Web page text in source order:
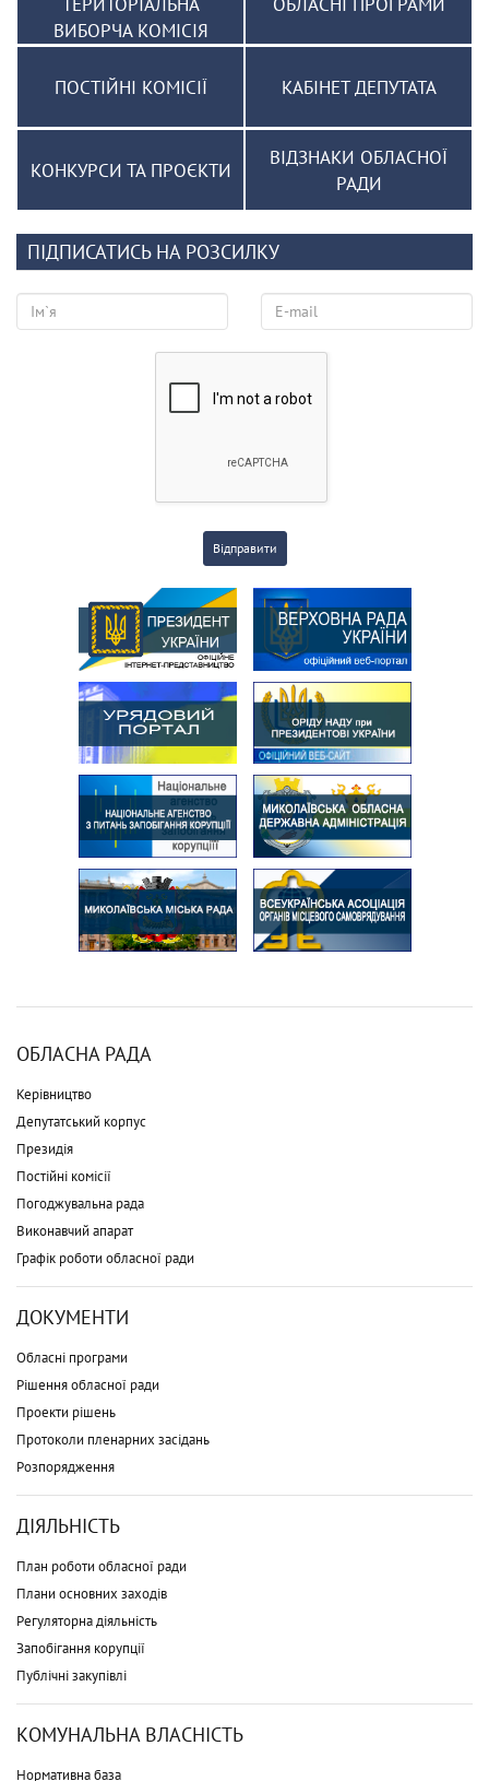
ВИБОРЧА КОМІСІЯ
ПОСТІЙНІ КОМІСІЇ КАБІНЕТ ДЕПУТАТА
КОНКУРСИ ТА ПРОЄКТИ
ВІДЗНАКИ ОБЛАСНОЇ
РАДИ
ПІДПИСАТИСЬ НА РОЗСИЛКУ
Відправити
ОБЛАСНА РАДА
Керівництво
Депутатський корпус
Президія
Постійні комісії
Погоджувальна рада
Виконавчий апарат
Графік роботи обласної ради
ДОКУМЕНТИ
Обласні програми
Рішення обласної ради
Проекти рішень
Протоколи пленарних засідань
Розпорядження
ДІЯЛЬНІСТЬ
План роботи обласної ради
Плани основних заходів
Регуляторна діяльність
Запобігання корупції
Публічні закупівлі
КОМУНАЛЬНА ВЛАСНІСТЬ
Нормативна база